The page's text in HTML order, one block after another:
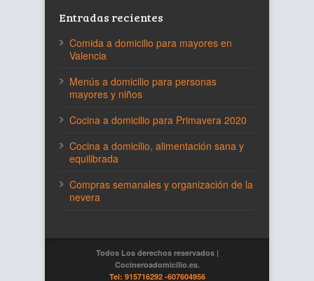
Entradas recientes
Comida a domicilio para mayores en
Valencia
Menús a domicilio para personas
mayores y niños
Cocina a domicilio para Primavera 2020
Cocina a domicilio, alimentación sana y
equilibrada
Compras semanales y organización de la
nevera
Todos Los derechos reservados |
Cocineroadomicilio.es.
Tel: 915716292 -607604956